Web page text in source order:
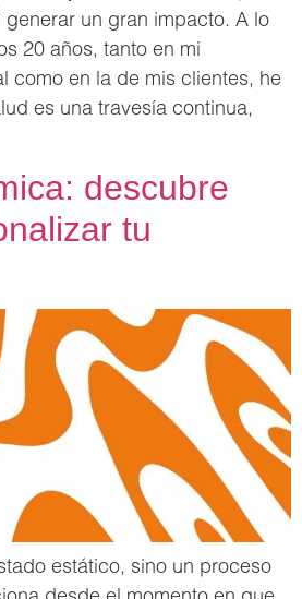
un gran impacto. A lo
20 años, tanto en mi
como en la de mis clientes, he
es una travesía continua,
descubre
tu
estático, sino un proceso